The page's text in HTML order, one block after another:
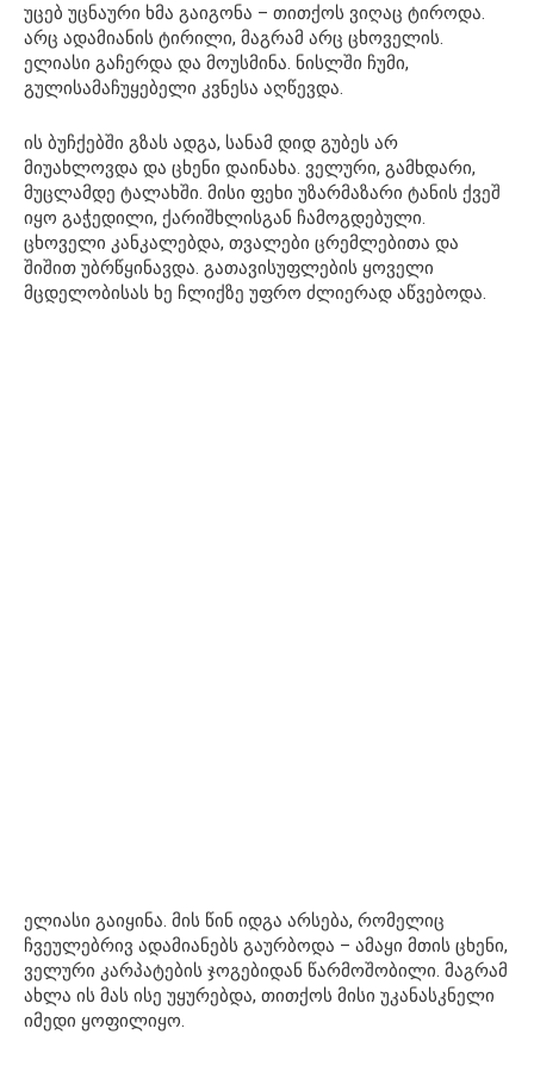
უცებ უცნაური ხმა გაიგონა – თითქოს ვიღაც ტიროდა.
არც ადამიანის ტირილი, მაგრამ არც ცხოველის.
ელიასი გაჩერდა და მოუსმინა. ნისლში ჩუმი,
გულისამაჩუყებელი კვნესა აღწევდა.
ის ბუჩქებში გზას ადგა, სანამ დიდ გუბეს არ
მიუახლოვდა და ცხენი დაინახა. ველური, გამხდარი,
მუცლამდე ტალახში. მისი ფეხი უზარმაზარი ტანის ქვეშ
იყო გაჭედილი, ქარიშხლისგან ჩამოგდებული.
ცხოველი კანკალებდა, თვალები ცრემლებითა და
შიშით უბრწყინავდა. გათავისუფლების ყოველი
მცდელობისას ხე ჩლიქზე უფრო ძლიერად აწვებოდა.
ელიასი გაიყინა. მის წინ იდგა არსება, რომელიც
ჩვეულებრივ ადამიანებს გაურბოდა – ამაყი მთის ცხენი,
ველური კარპატების ჯოგებიდან წარმოშობილი. მაგრამ
ახლა ის მას ისე უყურებდა, თითქოს მისი უკანასკნელი
იმედი ყოფილიყო.